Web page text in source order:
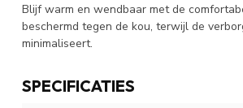
Blijf warm en wendbaar met de
beschermd tegen de kou, terwijl de
minimaliseert.
SPECIFICATIES